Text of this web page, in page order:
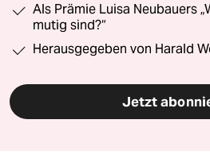
Als Prämie Luisa Neubauers
mutig sind?“
Herausgegeben von Harald
Jetzt